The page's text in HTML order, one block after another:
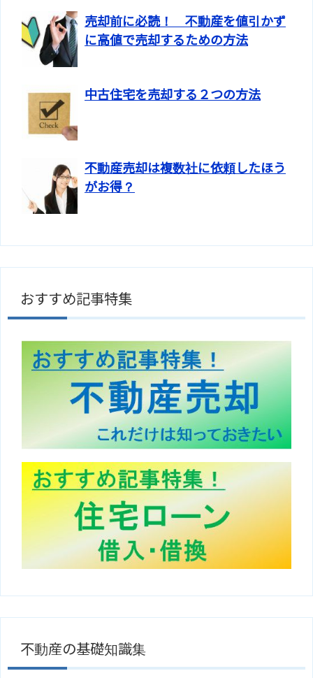
売却前に必読！ 不動産を値引かず
に高値で売却するための方法
中古住宅を売却する２つの方法
不動産売却は複数社に依頼したほう
がお得？
おすすめ記事特集
不動産の基礎知識集